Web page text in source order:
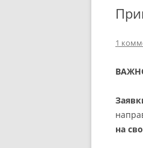
1
на